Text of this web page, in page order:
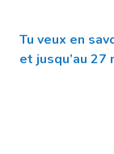
Tu veux en
et jusqu’au 27